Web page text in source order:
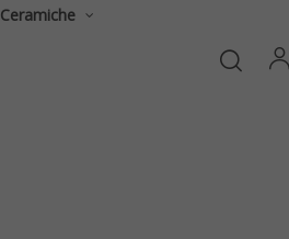
Ceramiche